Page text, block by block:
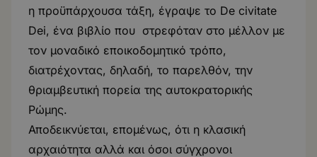
η προϋπάρχουσα τάξη, έγραψε το De civitate
Dei, ένα βιβλίο που στρεφόταν στο μέλλον με
τον μοναδικό εποικοδομητικό τρόπο,
διατρέχοντας, δηλαδή, το παρελθόν, την
θριαμβευτική πορεία της αυτοκρατορικής
Ρώμης.
Αποδεικνύεται, επομένως, ότι η κλασική
αρχαιότητα αλλά και όσοι σύγχρονοι